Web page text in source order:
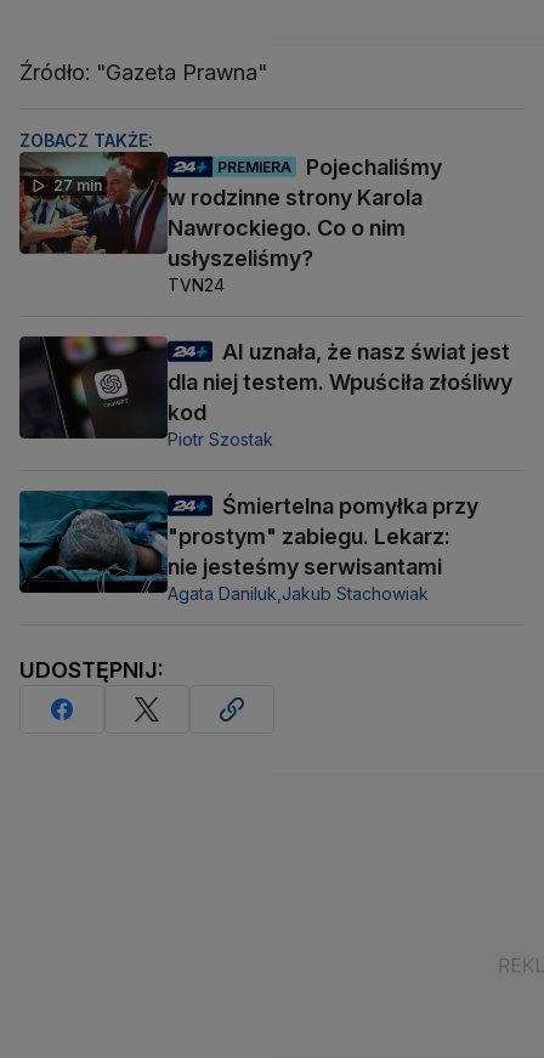
Źródło: "Gazeta Prawna"
ZOBACZ TAKŻE:
27 min
PREMIERA
Pojechaliśmy
w rodzinne strony Karola
Nawrockiego. Co o nim
usłyszeliśmy?
TVN24
AI uznała, że nasz świat jest
dla niej testem. Wpuściła złośliwy
kod
Piotr Szostak
Śmiertelna pomyłka przy
"prostym" zabiegu. Lekarz:
nie jesteśmy serwisantami
Agata Daniluk, Jakub Stachowiak
UDOSTĘPNIJ: